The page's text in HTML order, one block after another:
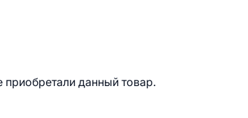
приобретали данный товар.